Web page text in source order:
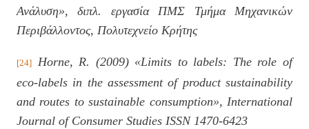
Ανάλυση», διπλ. εργασία ΠΜΣ Τμήμα Μηχανικών
Περιβάλλοντος, Πολυτεχνείο Κρήτης
[24] Horne, R. (2009) «Limits to labels: The role of
eco-labels in the assessment of product sustainability
and routes to sustainable consumption», International
Journal of Consumer Studies ISSN 1470-6423